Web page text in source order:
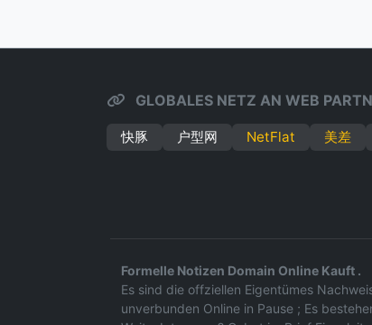
GLOBALES NETZ AN WEB
快豚 户型网 NetFlat 美差
Formelle Notizen Domain Online Kauft .
Es sind die offziellen Eigentümes
unverbunden Online in Pause ; Es